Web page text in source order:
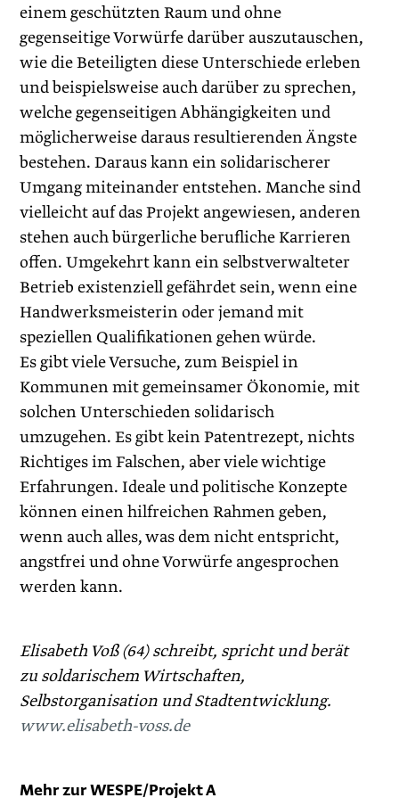
einem geschützten Raum und ohne
gegenseitige Vorwürfe darüber auszutauschen,
wie die Beteiligten diese Unterschiede erleben
und beispielsweise auch darüber zu sprechen,
welche gegenseitigen Abhängigkeiten und
möglicherweise dar­aus resultierenden Ängste
bestehen. Daraus kann ein solidarischerer
Umgang miteinander entstehen. Manche sind
vielleicht auf das Projekt angewiesen, anderen
stehen auch bürgerliche berufliche Karrieren
offen. Umgekehrt kann ein selbstverwalteter
Betrieb existenziell gefährdet sein, wenn eine
Handwerksmeisterin oder jemand mit
speziellen Qualifikationen gehen würde.
Es gibt viele Versuche, zum Beispiel in
Kommunen mit gemeinsamer Ökonomie, mit
solchen Unterschieden solidarisch
umzugehen. Es gibt kein Patentrezept, nichts
Richtiges im Falschen, aber viele wichtige
Erfahrungen. Ideale und politische Konzepte
können einen hilfreichen Rahmen geben,
wenn auch alles, was dem nicht entspricht,
angstfrei und ohne Vorwürfe angesprochen
werden kann.
Elisabeth Voß (64) schreibt, spricht und berät
zu soldarischem Wirtschaften,
Selbstorganisation und Stadtentwicklung.
www.elisabeth-voss.de
Mehr zur WESPE/Projekt A